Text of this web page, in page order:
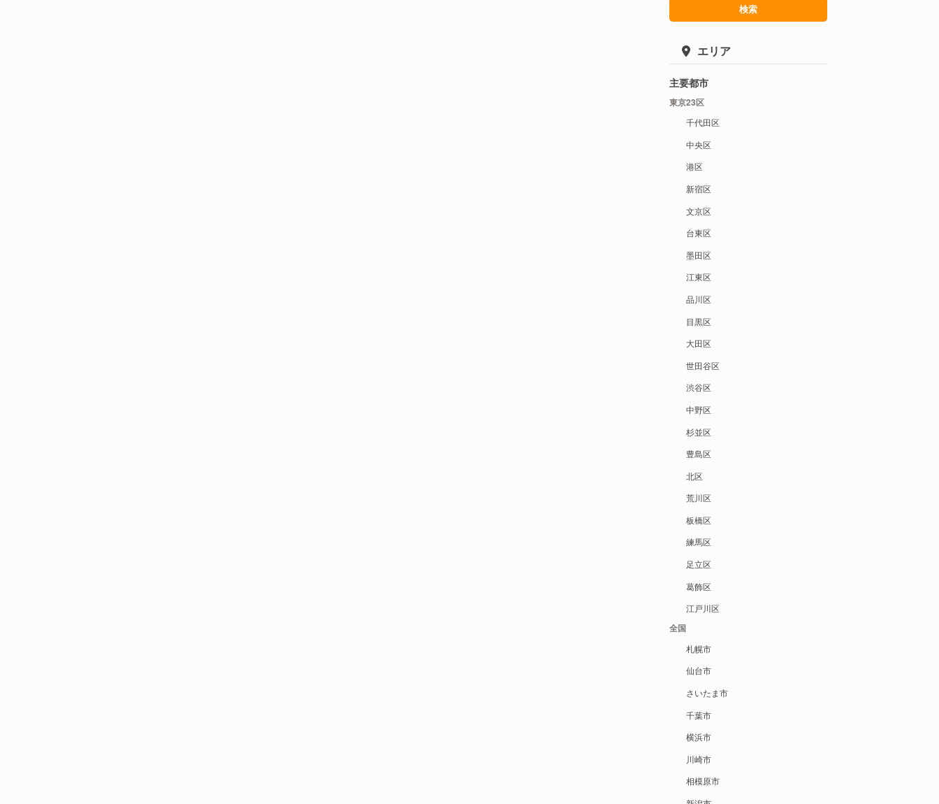
検索
エリア
主要都市
東京23区
千代田区
中央区
港区
新宿区
文京区
台東区
墨田区
江東区
品川区
目黒区
大田区
世田谷区
渋谷区
中野区
杉並区
豊島区
北区
荒川区
板橋区
練馬区
足立区
葛飾区
江戸川区
全国
札幌市
仙台市
さいたま市
千葉市
横浜市
川崎市
相模原市